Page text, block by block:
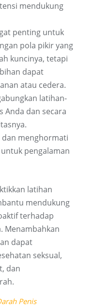
mendukung
penting untuk
pola pikir yang
kuncinya, tetapi
dapat
atau cedera.
latihan-
Anda dan secara
menghormati
pengalaman
latihan
mendukung
terhadap
Menambahkan
dapat
seksual,
dan
Penis